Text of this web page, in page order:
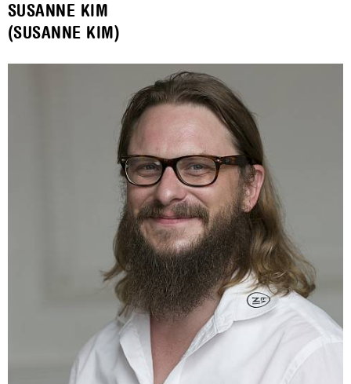
SUSANNE KIM
(SUSANNE KIM)